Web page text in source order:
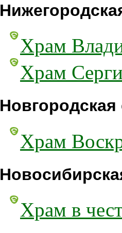
Храм
Храм
Храм
Храм в